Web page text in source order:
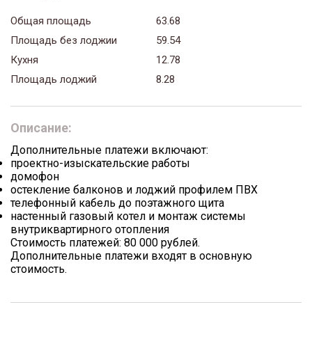
Общая площадь
63.68
Площадь без лоджии
59.54
Кухня
12.78
Площадь лоджий
8.28
Описание:
Дополнительные платежи включают:
проектно-изыскательские работы
домофон
остекление балконов и лоджий профилем ПВХ
телефонный кабель до поэтажного щита
настенный газовый котел и монтаж системы
внутриквартирного отопления
Стоимость платежей: 80 000 рублей.
Дополнительные платежи входят в основную
стоимость.